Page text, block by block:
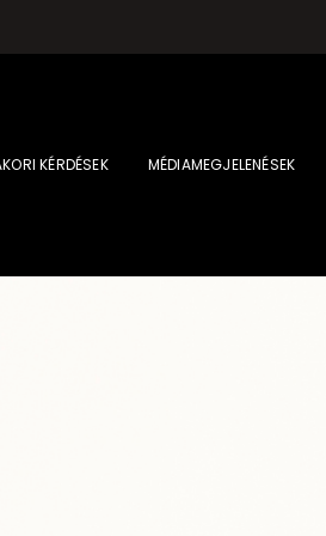
KÉRDÉSEK MÉDIAMEGJELENÉSEK